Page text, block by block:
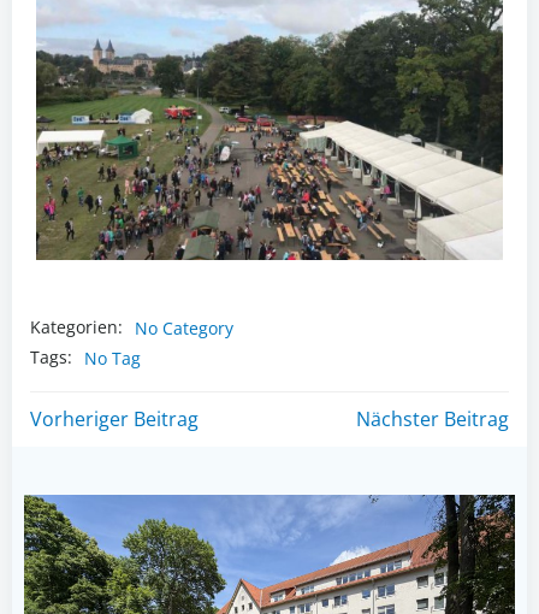
Kategorien:
No Category
Tags:
No Tag
Post
navigation
Vorheriger Beitrag
Post
navigation
Nächster Beitrag